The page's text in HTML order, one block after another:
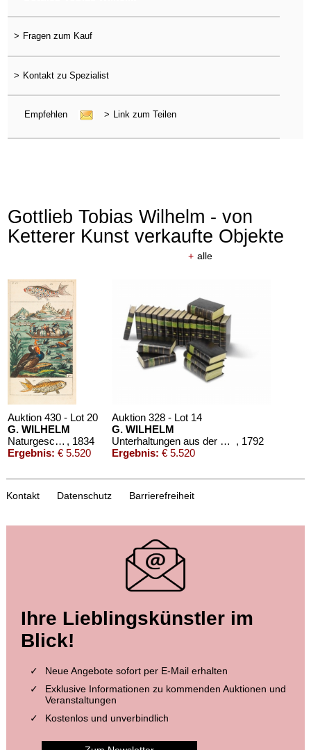
> Fragen zum Kauf
> Kontakt zu Spezialist
Empfehlen > Link zum Teilen
Gottlieb Tobias Wilhelm - von
Ketterer Kunst verkaufte Objekte
+ alle
Auktion 430 - Lot 20
G. WILHELM
Naturgeschichte, 27 Bde. , 1834
Ergebnis: € 5.520
Auktion 328 - Lot 14
G. WILHELM
Unterhaltungen aus der Naturgesch. 21 Bde. Ab 1792.
, 1792
Ergebnis: € 5.520
Auktion 397 - Lot 19
G. WILHELM
Naturgeschichte, 1834. 27 Bde.
Ergebnis:€ 5.040
Kontakt Datenschutz Barrierefreiheit
Ihre Lieblingskünstler im
Blick!
Neue Angebote sofort per E-Mail erhalten
Exklusive Informationen zu kommenden Auktionen und
Veranstaltungen
Kostenlos und unverbindlich